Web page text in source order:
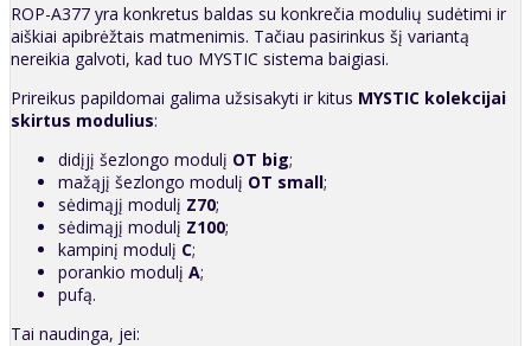
ROP-A377 yra konkretus baldas su konkrečia modulių sudėtimi ir
aiškiai apibrėžtais matmenimis. Tačiau pasirinkus šį variantą
nereikia galvoti, kad tuo MYSTIC sistema baigiasi.
Prireikus papildomai galima užsisakyti ir kitus MYSTIC kolekcijai
skirtus modulius:
didįjį šezlongo modulį OT big;
mažąjį šezlongo modulį OT small;
sėdimąjį modulį Z70;
sėdimąjį modulį Z100;
kampinį modulį C;
porankio modulį A;
pufą.
Tai naudinga, jei: